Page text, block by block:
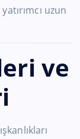
uzun
ve